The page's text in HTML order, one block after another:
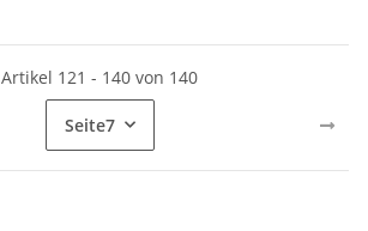
Artikel 121 - 140 von 140
Seite7